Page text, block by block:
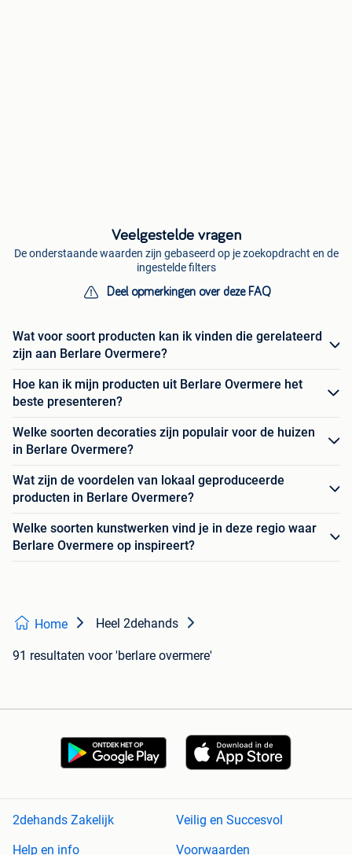
Veelgestelde vragen
De onderstaande waarden zijn gebaseerd op je zoekopdracht en de
ingestelde filters
Deel opmerkingen over deze FAQ
Wat voor soort producten kan ik vinden die gerelateerd
zijn aan Berlare Overmere?
Hoe kan ik mijn producten uit Berlare Overmere het
beste presenteren?
Welke soorten decoraties zijn populair voor de huizen
in Berlare Overmere?
Wat zijn de voordelen van lokaal geproduceerde
producten in Berlare Overmere?
Welke soorten kunstwerken vind je in deze regio waar
Berlare Overmere op inspireert?
Home Heel 2dehands
91 resultaten voor 'berlare overmere'
2dehands Zakelijk
Veilig en Succesvol
Help en info
Voorwaarden